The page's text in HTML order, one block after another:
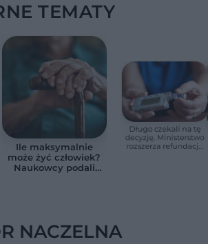
TEMATY
Ile maksymalnie
może żyć człowiek?
Naukowcy podali
Długo czekali na tę
decyzję. Ministerstwo
rozszerza refundację
NACZELNA